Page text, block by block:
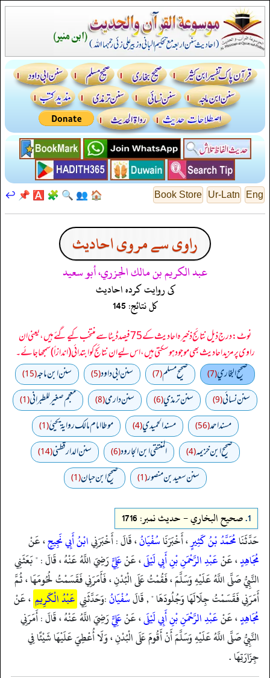
Eng
Ur-Latn
Book Store
🏠
👥
🔍
🧩
🅰️
📌
↩️
راوی سے مروی احادیث
عبد الكريم بن مالك الجزري، أبو سعيد
کی روایت کردہ احادیث
کل نتائج: 145
نوٹ: درج ذیل نتائج ذخیرہ احادیث کے 75 فیصد ڈیٹا سے منتخب کیے گئے ہیں، یعنی ان
راوی پر مزید احادیث بھی موجود ہو سکتی ہیں، اس لیے ان نتائج کو ابتدائی (اندازاً) سمجھا جائے۔
صحيح البخاري(7) صحيح مسلم(7) سنن ابي داود(5) سنن ابن ماجه(15)
سنن نسائي(9) سنن ترمذي(6) سنن دارمي(8) معجم صغير للطبراني(1)
مسند احمد(56) مسند الحميدي(4) موطا امام مالك رواية يحييٰ(1)
صحيح ابن خزيمه(4) المنتقى ابن الجارود(6) سنن الدارقطني(14)
سنن سعید بن منصور(1) صحیح ابن حبان(1)
1. صحيح البخاري - حدیث نمبر: 1716
حَدَّثَنَامُحَمَّدُ بْنُ كَثِيرٍ، أَخْبَرَنَاسُفْيَانُ، قَالَ : أَخْبَرَنِيابْنُ أَبِي نَجِيحٍ، عَنْ
مُجَاهِدٍ، عَنْعَبْدِ الرَّحْمَنِ بْنِ أَبِي لَيْلَى، عَنْعَلِيٍّرَضِيَ اللَّهُ عَنْهُ ، قَالَ : " بَعَثَنِي
النَّبِيُّ صَلَّى اللَّهُ عَلَيْهِ وَسَلَّمَ ، فَقُمْتُ عَلَى الْبُدْنِ ، فَأَمَرَنِي فَقَسَمْتُ لُحُومَهَا ، ثُمَّ
أَمَرَنِي فَقَسَمْتُ جِلَالَهَا وَجُلُودَهَا " , قَالَسُفْيَانُ:وَحَدَّثَنِي عَبْدُ الْكَرِيمِ ، عَنْ
مُجَاهِدٍ، عَنْعَبْدِ الرَّحْمَنِ بْنِ أَبِي لَيْلَى، عَنْعَلِيٍّرَضِيَ اللَّهُ عَنْهُ ، قَالَ : أَمَرَنِي
النَّبِيُّ صَلَّى اللَّهُ عَلَيْهِ وَسَلَّمَ أَنْ أَقُومَ عَلَى الْبُدْنِ ، وَلَا أُعْطِيَ عَلَيْهَا شَيْئًا فِي
جِزَارَتِهَا .